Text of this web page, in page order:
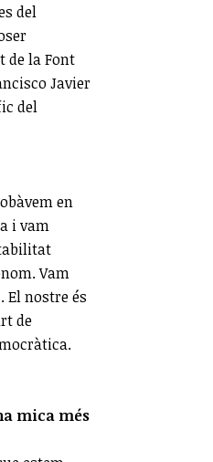
del
de la Font
Javier
del
en
i vam
Vam
El nostre és
de
mica més